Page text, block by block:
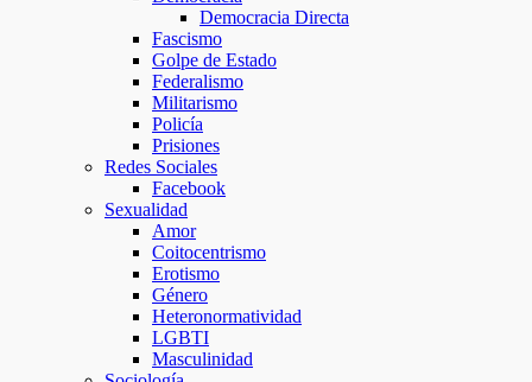
Democracia Directa
Fascismo
Golpe de Estado
Federalismo
Militarismo
Policía
Prisiones
Redes Sociales
Facebook
Sexualidad
Amor
Coitocentrismo
Erotismo
Género
Heteronormatividad
LGBTI
Masculinidad